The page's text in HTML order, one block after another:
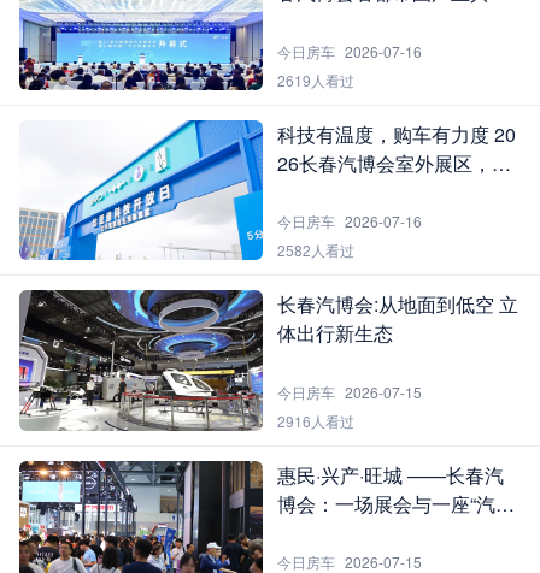
今日房车 2026-07-16
2619人看过
科技有温度，购车有力度 20
26长春汽博会室外展区，带
有”
今日房车 2026-07-16
2582人看过
长春汽博会:从地面到低空 立
体出行新生态
今日房车 2026-07-15
2916人看过
惠民·兴产·旺城 ——长春汽
博会：一场展会与一座“汽车
今日房车 2026-07-15